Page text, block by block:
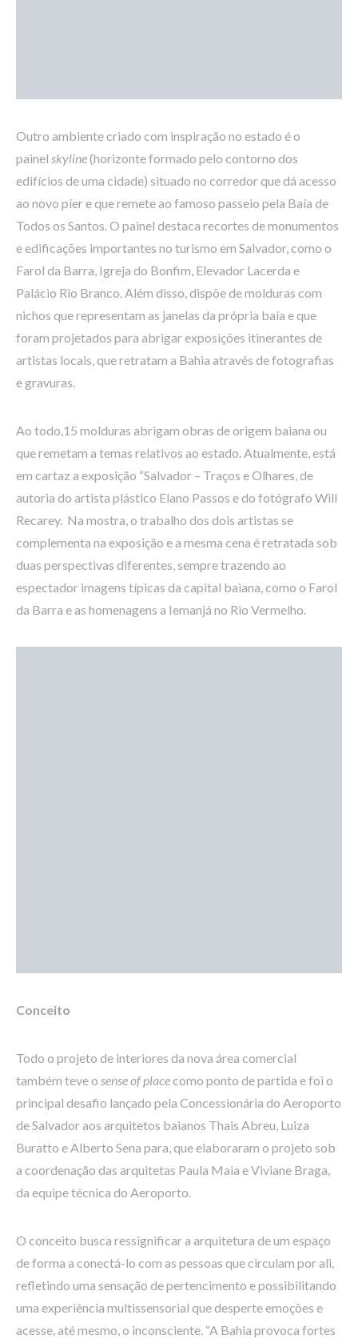
Outro ambiente criado com inspiração no estado é o
painel skyline(horizonte formado pelo contorno dos
edifícios de uma cidade) situado no corredor que dá acesso
ao novo píer e que remete ao famoso passeio pela Baía de
Todos os Santos. O painel destaca recortes de monumentos
e edificações importantes no turismo em Salvador, como o
Farol da Barra, Igreja do Bonfim, Elevador Lacerda e
Palácio Rio Branco. Além disso, dispõe de molduras com
nichos que representam as janelas da própria baía e que
foram projetados para abrigar exposições itinerantes de
artistas locais, que retratam a Bahia através de fotografias
e gravuras.
Ao todo,15 molduras abrigam obras de origem baiana ou
que remetam a temas relativos ao estado. Atualmente, está
em cartaz a exposição “Salvador – Traços e Olhares, de
autoria do artista plástico Elano Passos e do fotógrafo Will
Recarey. Na mostra, o trabalho dos dois artistas se
complementa na exposição e a mesma cena é retratada sob
duas perspectivas diferentes, sempre trazendo ao
espectador imagens típicas da capital baiana, como o Farol
da Barra e as homenagens a Iemanjá no Rio Vermelho.
Conceito
Todo o projeto de interiores da nova área comercial
também teve o sense of placecomo ponto de partida e foi o
principal desafio lançado pela Concessionária do Aeroporto
de Salvador aos arquitetos baianos Thais Abreu, Luiza
Buratto e Alberto Sena para, que elaboraram o projeto sob
a coordenação das arquitetas Paula Maia e Viviane Braga,
da equipe técnica do Aeroporto.
O conceito busca ressignificar a arquitetura de um espaço
de forma a conectá-lo com as pessoas que circulam por ali,
refletindo uma sensação de pertencimento e possibilitando
uma experiência multissensorial que desperte emoções e
acesse, até mesmo, o inconsciente. “A Bahia provoca fortes